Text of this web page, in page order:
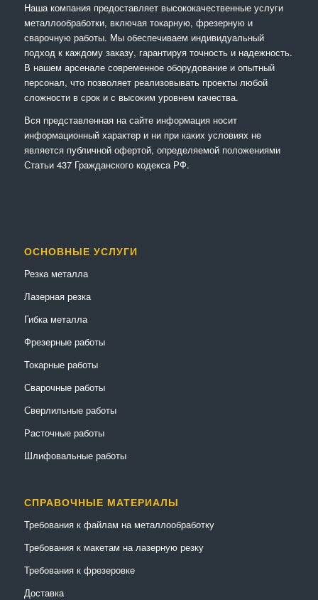
Наша компания предоставляет высококачественные услуги
металлообработки, включая токарную, фрезерную и
сварочную работы. Мы обеспечиваем индивидуальный
подход к каждому заказу, гарантируя точность и надежность.
В нашем арсенале современное оборудование и опытный
персонал, что позволяет реализовывать проекты любой
сложности в срок и с высоким уровнем качества.
Вся представленная на сайте информация носит
информационный характер и ни при каких условиях не
является публичной офертой, определяемой положениями
Статьи 437 Гражданского кодекса РФ.
ОСНОВНЫЕ УСЛУГИ
Резка металла
Лазерная резка
Гибка металла
Фрезерные работы
Токарные работы
Сварочные работы
Сверлильные работы
Расточные работы
Шлифовальные работы
СПРАВОЧНЫЕ МАТЕРИАЛЫ
Требования к файлам на металлообработку
Требования к макетам на лазерную резку
Требования к фрезеровке
Доставка